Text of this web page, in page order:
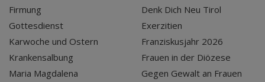
Firmung
Gottesdienst
Karwoche und Ostern
Krankensalbung
Maria Magdalena
Denk Dich Neu Tirol
Exerzitien
Franziskusjahr 2026
Frauen in der Diözese
Gegen Gewalt an Frauen